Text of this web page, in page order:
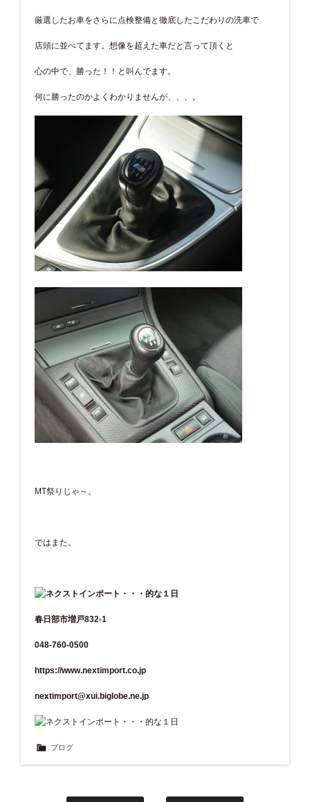
厳選したお車をさらに点検整備と徹底したこだわりの洗車で
店頭に並べてます。想像を超えた車だと言って頂くと
心の中で、勝った！！と叫んでます。
何に勝ったのかよくわかりませんが、、、。
MT祭りじゃ～。
ではまた。
春日部市増戸832-1
048-760-0500
https://www.nextimport.co.jp
nextimport@xui.biglobe.ne.jp
ブログ